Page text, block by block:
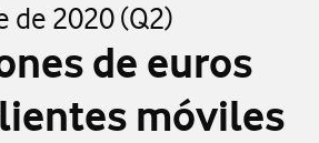
de 2020 (Q2)
de euros
móviles